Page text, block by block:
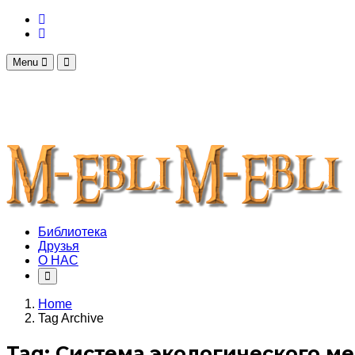
Menu
Библиотека
Друзья
О НАС
Home
Tag Archive